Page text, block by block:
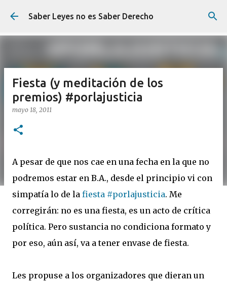
Ir al contenido principal
Saber Leyes no es Saber Derecho
Fiesta (y meditación de los
premios) #porlajusticia
mayo 18, 2011
A pesar de que nos cae en una fecha en la que no
podremos estar en B.A., desde el principio vi con
simpatía lo de la fiesta #porlajusticia. Me
corregirán: no es una fiesta, es un acto de crítica
política. Pero sustancia no condiciona formato y
por eso, aún así, va a tener envase de fiesta.
Les propuse a los organizadores que dieran un